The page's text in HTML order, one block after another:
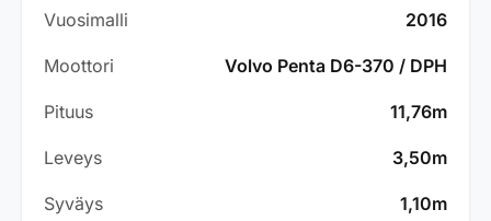
Vuosimalli 2016
Moottori Volvo Penta D6-370 / DPH
Pituus 11,76m
Leveys 3,50m
Syväys 1,10m